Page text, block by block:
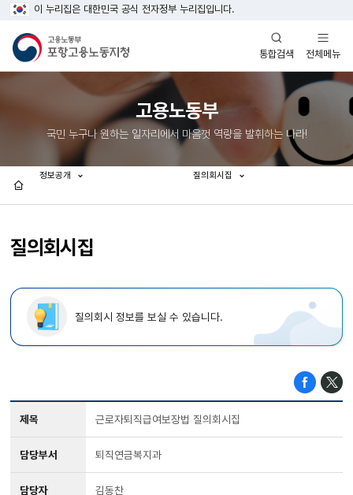
이 누리집은 대한민국 공식 전자정부 누리집입니다.
통합검색
열기
전체메뉴
열기
고용노동부
국민 누구나 원하는 일자리에서 마음껏 역량을 발휘하는 나라!
질의회시집
정보공개 질의회시집
질의회시 정보를 보실 수 있습니다.
제목 근로자퇴직급여보장법 질의회시집
담당부서 퇴직연금복지과
담당자 김동찬